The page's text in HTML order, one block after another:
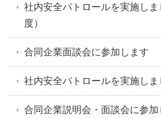
社内安全パトロールを実施し
度）
合同企業面談会に参加します
社内安全パトロールを実施しま
合同企業説明会・面談会に参加